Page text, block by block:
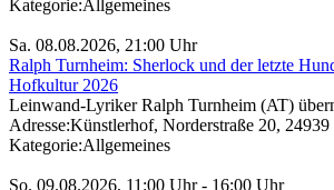
Kategorie:Allgemeines
Sa. 08.08.2026, 21:00 Uhr
Ralph Turnheim: Sherlock und der letzte
Hofkultur 2026
Leinwand-Lyriker Ralph Turnheim (AT)
Adresse:Künstlerhof, Norderstraße 20, 24939
Kategorie:Allgemeines
So. 09.08.2026, 11:00 Uhr - 16:00 Uhr